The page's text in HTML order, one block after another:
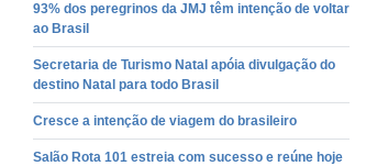
93% dos peregrinos da JMJ têm intenção de voltar
ao Brasil
Secretaria de Turismo Natal apóia divulgação do
destino Natal para todo Brasil
Cresce a intenção de viagem do brasileiro
Salão Rota 101 estreia com sucesso e reúne hoje